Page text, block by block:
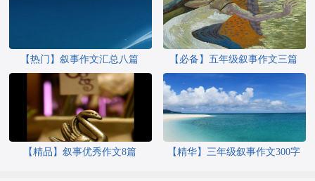
【热门】叙事作文汇总八篇 【必备】五年级叙事作文三篇
【精品】叙事优秀作文8篇
【精华】三年级叙事作文300字